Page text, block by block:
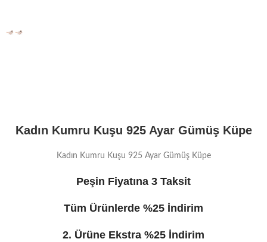
Kadın Kumru Kuşu 925 Ayar Gümüş Küpe
Kadın Kumru Kuşu 925 Ayar Gümüş Küpe
Peşin Fiyatına 3 Taksit
Tüm Ürünlerde %25 İndirim
2. Ürüne Ekstra %25 İndirim